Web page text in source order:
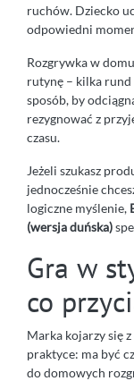
ruchów. Dziecko
odpowiedni
Rozgrywka w
rutynę – kilka rund
sposób, by
rezygnować z
czasu.
Jeżeli szukasz
jednocześnie
logiczne myślenie,
(wersja duńska)
Gra w
co
Marka kojarzy się
praktyce: ma być
do domowych